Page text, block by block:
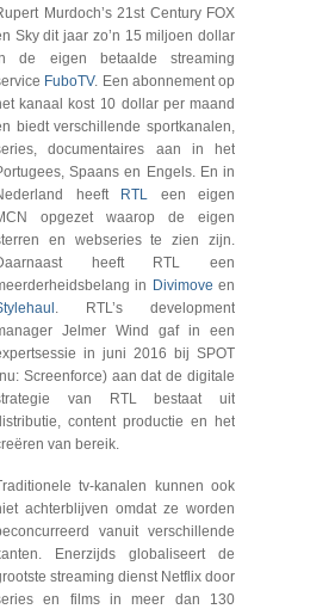
Murdoch’s 21st Century FOX
Sky dit jaar zo’n 15 miljoen dollar
de eigen betaalde streaming
FuboTV. Een abonnement op
kanaal kost 10 dollar per maand
biedt verschillende sportkanalen,
documentaires aan in het
Spaans en Engels. En in
heeft
RTL een eigen
opgezet waarop de eigen
en webseries te zien zijn.
heeft RTL een
in Divimove en
. RTL’s development
Jelmer Wind gaf in een
in juni 2016 bij SPOT
Screenforce) aan dat de digitale
van RTL bestaat uit
content productie en het
van bereik.
tv-kanalen kunnen ook
achterblijven omdat ze worden
vanuit verschillende
Enerzijds globaliseert de
streaming dienst Netflix door
en films in meer dan 130